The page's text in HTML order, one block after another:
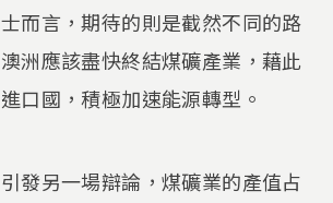
而言，期待的則是截然不同的路
洲應該盡快終結煤礦產業，藉此
口國，積極加速能源轉型。
發另一場辯論，煤礦業的產值占